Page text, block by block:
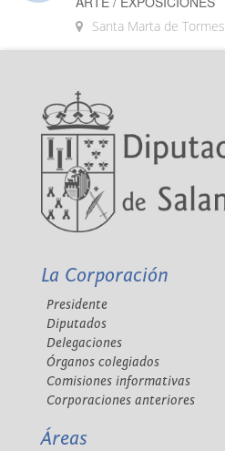
Santa Marta de Tormes
La Corporación
Presidente
Diputados
Delegaciones
Órganos colegiados
Comisiones informativas
Corporaciones anteriores
Áreas